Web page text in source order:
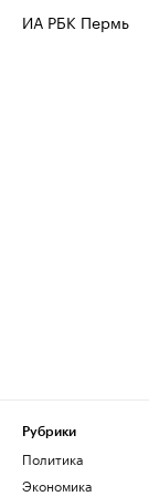
ИА РБК Пермь
Рубрики
Политика
Экономика